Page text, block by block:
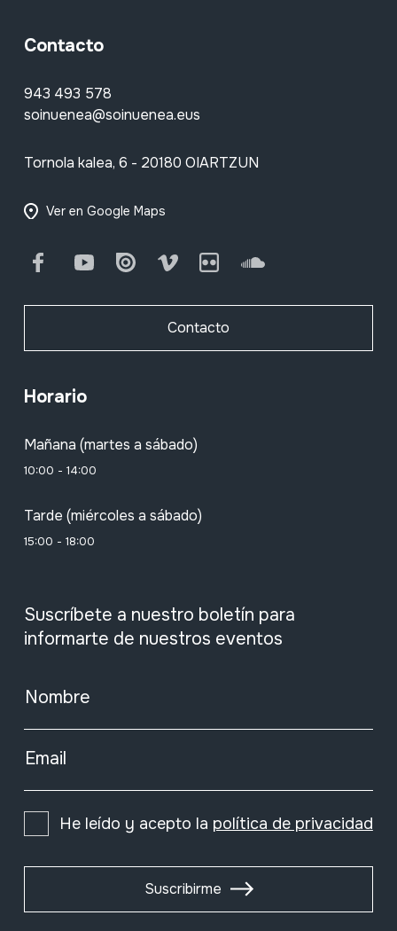
Contacto
943 493 578
soinuenea@soinuenea.eus
Tornola kalea, 6 - 20180 OIARTZUN
Ver en Google Maps
FacebookYoutube Issuu Vimeo Flickr SoundCloud
Contacto
Horario
Mañana (martes a sábado)
10:00 - 14:00
Tarde (miércoles a sábado)
15:00 - 18:00
Suscríbete a nuestro boletín para
informarte de nuestros eventos
Nombre
Email
He leído y acepto la política de privacidad
Suscribirme